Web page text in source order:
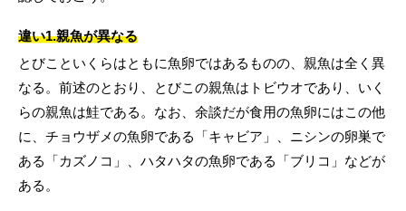
違い1.親魚が異なる
とびこといくらはともに魚卵ではあるものの、親魚は全く異
なる。前述のとおり、とびこの親魚はトビウオであり、いく
らの親魚は鮭である。なお、余談だが食用の魚卵にはこの他
に、チョウザメの魚卵である「キャビア」、ニシンの卵巣で
ある「カズノコ」、ハタハタの魚卵である「ブリコ」などが
ある。